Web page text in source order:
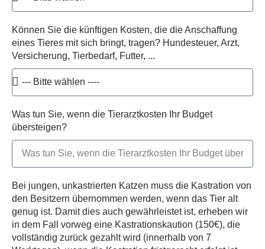
Können Sie die künftigen Kosten, die die Anschaffung
eines Tieres mit sich bringt, tragen? Hundesteuer, Arzt,
Versicherung, Tierbedarf, Futter, ...
Was tun Sie, wenn die Tierarztkosten Ihr Budget
übersteigen?
Bei jungen, unkastrierten Katzen muss die Kastration von
den Besitzern übernommen werden, wenn das Tier alt
genug ist. Damit dies auch gewährleistet ist, erheben wir
in dem Fall vorweg eine Kastrationskaution (150€), die
vollständig zurück gezahlt wird (innerhalb von 7